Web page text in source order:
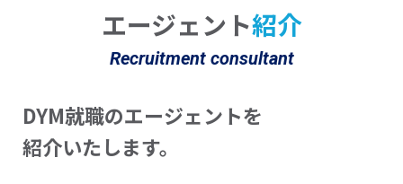
エージェント紹介
Recruitment consultant
DYM就職のエージェントを
紹介いたします。